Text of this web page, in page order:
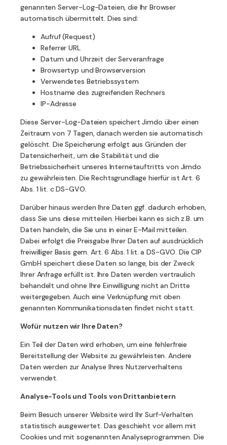
genannten Server-Log-Dateien, die Ihr Browser
automatisch übermittelt. Dies sind:
Aufruf (Request)
Referrer URL
Datum und Uhrzeit der Serveranfrage
Browsertyp und Browserversion
Verwendetes Betriebssystem
Hostname des zugreifenden Rechners
IP-Adresse
Diese Server-Log-Dateien speichert Jimdo über einen
Zeitraum von 7 Tagen, danach werden sie automatisch
gelöscht. Die Speicherung erfolgt aus Gründen der
Datensicherheit, um die Stabilität und die
Betriebssicherheit unseres Internetauftritts von Jimdo
zu gewährleisten. Die Rechtsgrundlage hierfür ist Art. 6
Abs. 1 lit. c DS-GVO.
Darüber hinaus werden Ihre Daten ggf. dadurch erhoben,
dass Sie uns diese mitteilen. Hierbei kann es sich z.B. um
Daten handeln, die Sie uns in einer E-Mail mitteilen.
Dabei erfolgt die Preisgabe Ihrer Daten auf ausdrücklich
freiwilliger Basis gem. Art. 6 Abs. 1 lit. a DS-GVO. Die CIP
GmbH speichert diese Daten so lange, bis der Zweck
Ihrer Anfrage erfüllt ist. Ihre Daten werden vertraulich
behandelt und ohne Ihre Einwilligung nicht an Dritte
weitergegeben. Auch eine Verknüpfung mit oben
genannten Kommunikationsdaten findet nicht statt.
Wofür nutzen wir Ihre Daten?
Ein Teil der Daten wird erhoben, um eine fehlerfreie
Bereitstellung der Website zu gewährleisten. Andere
Daten werden zur Analyse Ihres Nutzerverhaltens
verwendet.
Analyse-Tools und Tools von Drittanbietern
Beim Besuch unserer Website wird Ihr Surf-Verhalten
statistisch ausgewertet. Das geschieht vor allem mit
Cookies und mit sogenannten Analyseprogrammen. Die